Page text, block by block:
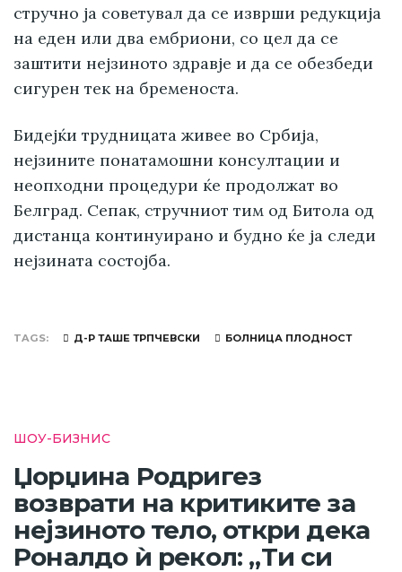
стручно ја советувал да се изврши редукција
на еден или два ембриони, со цел да се
заштити нејзиното здравје и да се обезбеди
сигурен тек на бременоста.
Бидејќи трудницата живее во Србија,
нејзините понатамошни консултации и
неопходни процедури ќе продолжат во
Белград. Сепак, стручниот тим од Битола од
дистанца континуирано и будно ќе ја следи
нејзината состојба.
TAGS Д-Р ТАШЕ ТРПЧЕВСКИ БОЛНИЦА ПЛОДНОСТ
ШОУ-БИЗНИС
Џорџина Родригез
возврати на критиките за
нејзиното тело, откри дека
Роналдо ѝ рекол: „Ти си